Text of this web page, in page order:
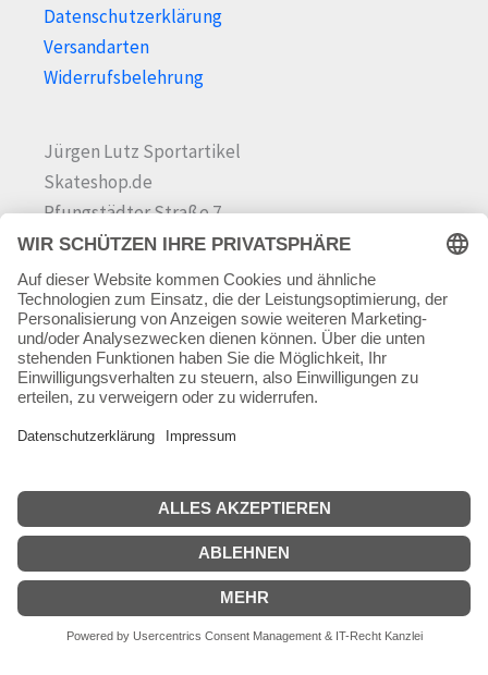
Datenschutzerklärung
Versandarten
Widerrufsbelehrung
Jürgen Lutz Sportartikel
Skateshop.de
Pfungstädter Straße 7
64342 Seeheim-Jugenheim
Tel.06257 868181
Mail:info@skateshop.de
Warenkorb
Mein Konto
Copyright © 2026 skateshop.de
Informationen zur Echtheit der Bewertungen